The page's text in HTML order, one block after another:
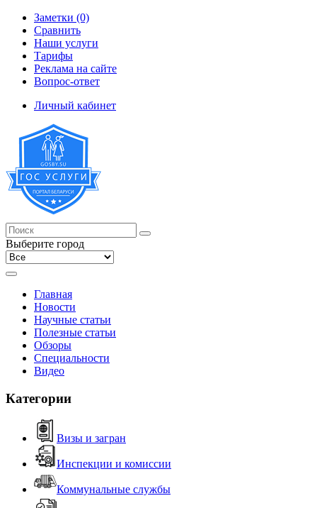
Заметки (0)
Сравнить
Наши услуги
Тарифы
Реклама на сайте
Вопрос-ответ
Личный кабинет
Выберите город
Главная
Новости
Научные статьи
Полезные статьи
Обзоры
Специальности
Видео
Категории
Визы и загран
Инспекции и комиссии
Коммунальные службы